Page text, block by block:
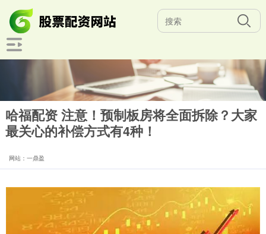
哈福配资 注意！预制板房将全面拆除？大家
最关心的补偿方式有4种！
网站：一鼎盈